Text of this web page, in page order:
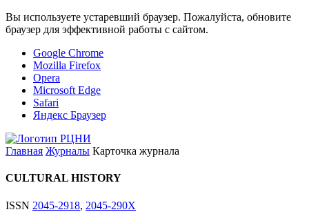
Вы используете устаревший браузер. Пожалуйста, обновите
браузер для эффективной работы с сайтом.
Google Chrome
Mozilla Firefox
Opera
Microsoft Edge
Safari
Яндекс Браузер
Главная Журналы Карточка журнала
CULTURAL HISTORY
ISSN 2045-2918, 2045-290X